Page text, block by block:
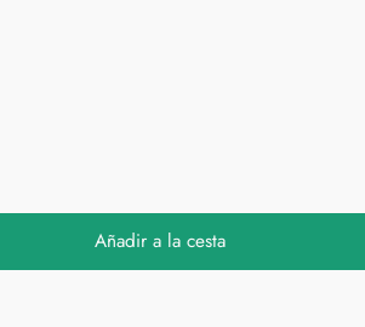
Añadir a la cesta